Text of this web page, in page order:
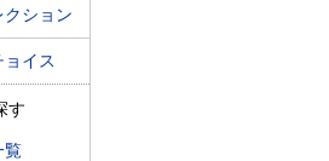
クション
イス
す
覧